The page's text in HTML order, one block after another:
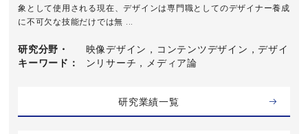
象として使用される現在、デザインは専門職としてのデザイナー養成
に不可欠な技能だけでは無 ...
研究分野・
キーワード
映像デザイン，コンテンツデザイン，デザイ
ンリサーチ，メディア論
研究業績一覧